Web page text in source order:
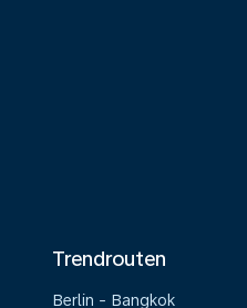
Trendrouten
Berlin - Bangkok